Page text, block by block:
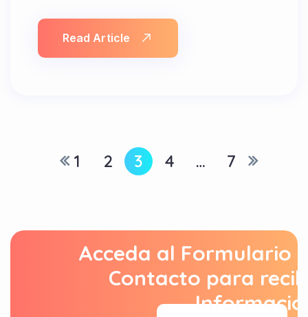
Read Article
1 2 3 4 … 7
Acceda al Formulario
Contacto para